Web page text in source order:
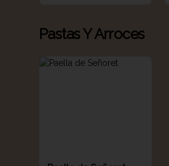
Pastas Y Arroces